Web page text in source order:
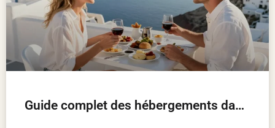
Guide complet des hébergements dans les îles grecques : où loger et comment bien choisir